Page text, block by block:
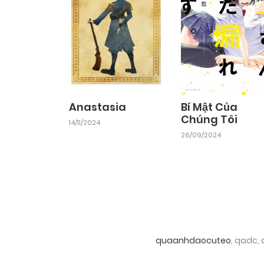
Chapter 5 17/10/2024
Chapter 3 17/10/2024
Anastasia
14/11/2024
Bí Mật Của
Chúng Tôi
26/09/2024
quaanhdaocuteo, qadc,